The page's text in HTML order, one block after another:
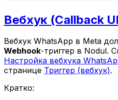
Вебхук (Callback
Вебхук WhatsApp в Meta
Webhook-триггер в Nodul.
Настройка вебхука
странице Триггер (вебхук).
Кратко: